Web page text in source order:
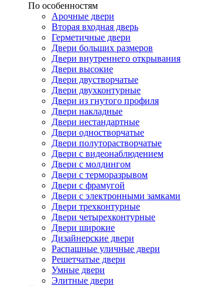
По особенностям
Арочные двери
Вторая входная дверь
Герметичные двери
Двери больших размеров
Двери внутреннего открывания
Двери высокие
Двери двустворчатые
Двери двухконтурные
Двери из гнутого профиля
Двери накладные
Двери нестандартные
Двери одностворчатые
Двери полуторастворчатые
Двери с видеонаблюдением
Двери с молдингом
Двери с терморазрывом
Двери с фрамугой
Двери с электронными замками
Двери трехконтурные
Двери четырехконтурные
Двери широкие
Дизайнерские двери
Распашные уличные двери
Решетчатые двери
Умные двери
Элитные двери